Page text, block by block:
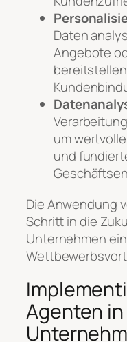
Daten
Angebote
um
und
Die Anwendung
Schritt in die
Unternehmen
Agenten